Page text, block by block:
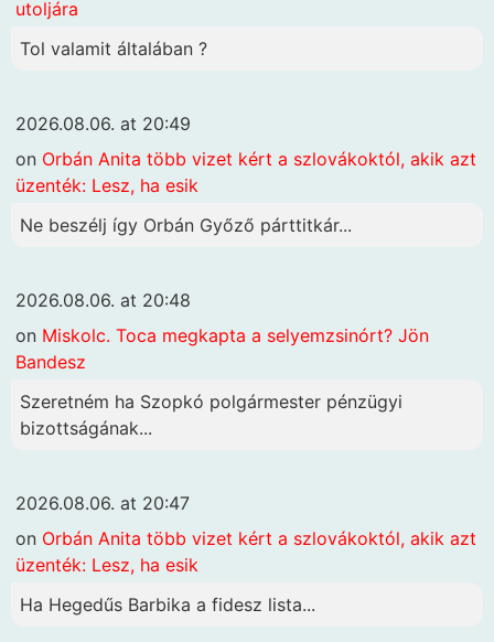
utoljára
Tol valamit általában ?
2026.08.06. at 20:49
on Orbán Anita több vizet kért a szlovákoktól, akik azt
üzenték: Lesz, ha esik
Ne beszélj így Orbán Győző párttitkár...
2026.08.06. at 20:48
on Miskolc. Toca megkapta a selyemzsinórt? Jön
Bandesz
Szeretném ha Szopkó polgármester pénzügyi
bizottságának...
2026.08.06. at 20:47
on Orbán Anita több vizet kért a szlovákoktól, akik azt
üzenték: Lesz, ha esik
Ha Hegedűs Barbika a fidesz lista...